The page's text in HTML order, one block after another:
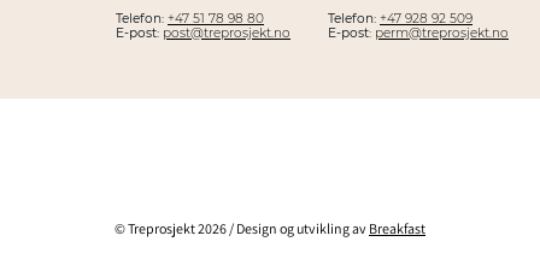
Telefon: +47 51 78 98 80
E-post: post@treprosjekt.no
Telefon: +47 928 92 509
E-post: perm@treprosjekt.no
© Treprosjekt 2026 / Design og utvikling av Breakfast